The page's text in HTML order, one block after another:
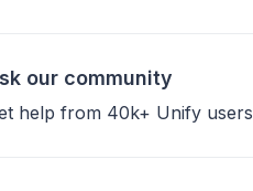
our community
help from 40k+ Unify users